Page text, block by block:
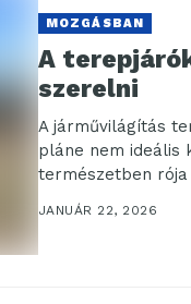
MOZGÁSBAN
A
szerelni
A járművilágítás
pláne nem ideális
természetben
JANUÁR 22, 2026